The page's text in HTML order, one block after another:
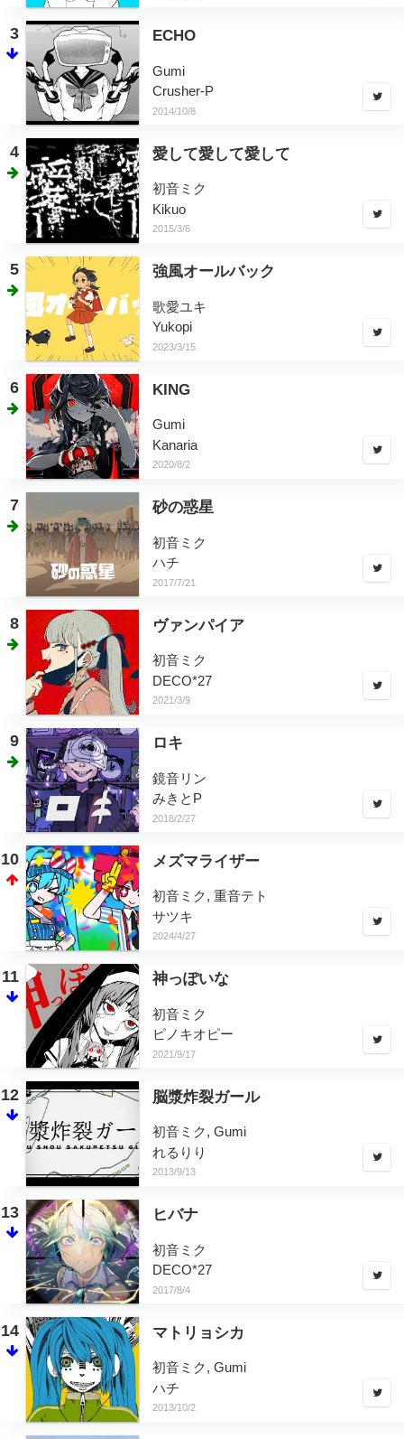
3 ECHO
Gumi
Crusher-P
2014/10/8
4 愛して愛して愛して
初音ミク
Kikuo
2015/3/6
5 強風オールバック
歌愛ユキ
Yukopi
2023/3/15
6 KING
Gumi
Kanaria
2020/8/2
7 砂の惑星
初音ミク
ハチ
2017/7/21
8 ヴァンパイア
初音ミク
DECO*27
2021/3/9
9 ロキ
鏡音リン
みきとP
2018/2/27
10 メズマライザー
初音ミク, 重音テト
サツキ
2024/4/27
11 神っぽいな
初音ミク
ピノキオピー
2021/9/17
12 脳漿炸裂ガール
初音ミク, Gumi
れるりり
2013/9/13
13 ヒバナ
初音ミク
DECO*27
2017/8/4
14 マトリョシカ
初音ミク, Gumi
ハチ
2013/10/2